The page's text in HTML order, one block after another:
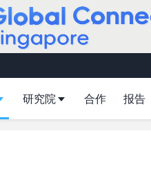
研究院 合作 报告